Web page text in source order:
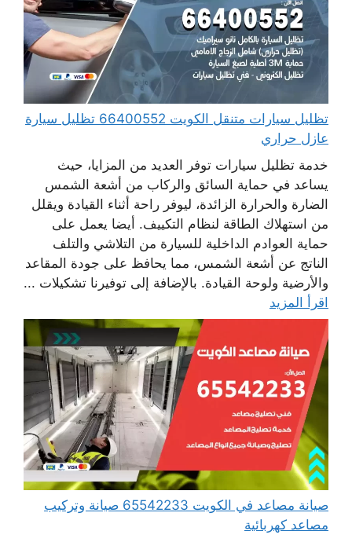
تظليل سيارات متنقل الكويت 66400552 تظليل سيارة
عازل حراري
خدمة تظليل سيارات توفر العديد من المزايا، حيث
يساعد في حماية السائق والركاب من أشعة الشمس
الضارة والحرارة الزائدة، ليوفر راحة أثناء القيادة ويقلل
من استهلاك الطاقة لنظام التكييف. أيضا يعمل على
حماية العوادم الداخلية للسيارة من التلاشي والتلف
الناتج عن أشعة الشمس، مما يحافظ على جودة المقاعد
والأرضية ولوحة القيادة. بالإضافة إلى توفيرنا تشكيلات ...
اقرأ المزيد
صيانة مصاعد في الكويت 65542233 صيانة وتركيب
مصاعد كهربائية